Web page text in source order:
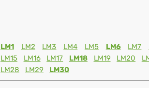
LM1 LM2 LM3 LM4 LM5 LM6 LM7
LM15
LM16 LM17 LM18 LM19 LM20
LM28
LM29 LM30